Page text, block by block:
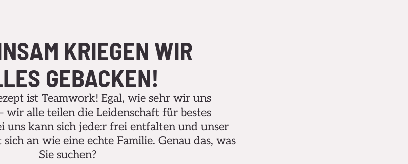
KRIEGEN WIR
GEBACKEN!
ist Teamwork! Egal, wie sehr wir uns
wir alle teilen die Leidenschaft für bestes
uns kann sich jede:r frei entfalten und unser
an wie eine echte Familie. Genau das, was
Sie suchen?